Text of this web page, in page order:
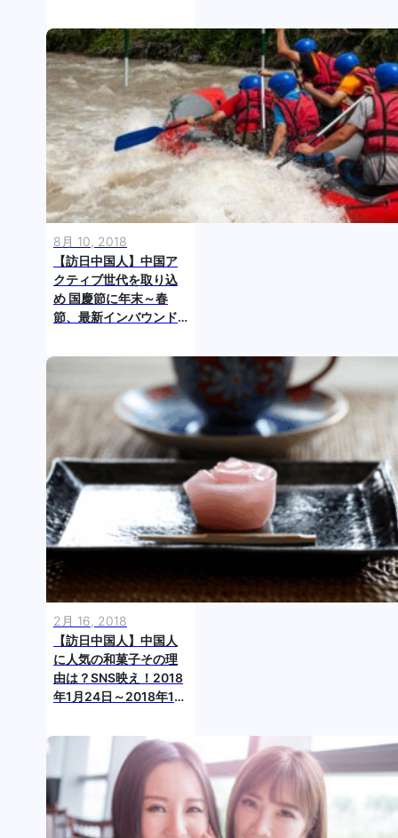
8月 10, 2018
【訪日中国人】中国ア
クティブ世代を取り込
め 国慶節に年末～春
節、最新インバウンド
2月 16, 2018
【訪日中国人】中国人
に人気の和菓子その理
由は？SNS映え！2018
年1月24日～2018年1月
ランキング